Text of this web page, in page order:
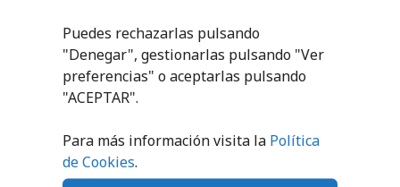
Puedes rechazarlas pulsando
"Denegar", gestionarlas pulsando "Ver
preferencias" o aceptarlas pulsando
"ACEPTAR".
Para más información visita la Política
de Cookies.
JUEGO PORTERÍA
FÚTBOL SALA
BALONMANO
CUADRADA 80×40
METÁLICA
JUEGO PORTERÍA
FÚTBOL SALA
REDONDA